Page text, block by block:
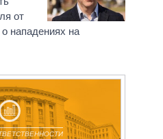
от
нападениях на